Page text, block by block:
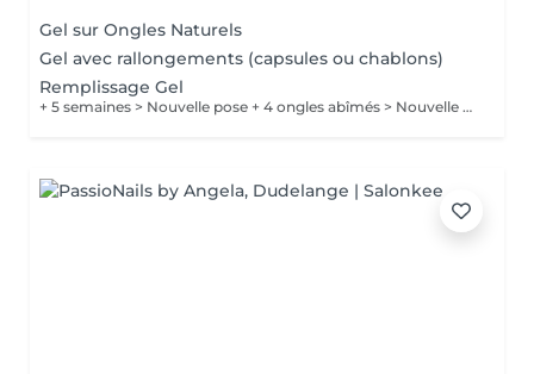
Gel sur Ongles Naturels
Gel avec rallongements (capsules ou chablons)
Remplissage Gel
+ 5 semaines > Nouvelle pose + 4 ongles abîmés > Nouvelle pose